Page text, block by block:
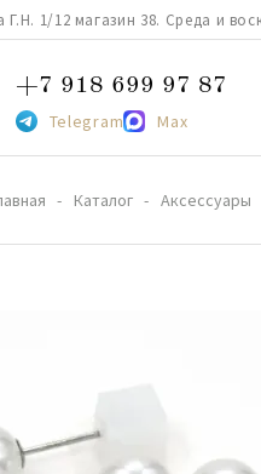
1/12 магазин 38. Среда и
+7 918 699 97 87
Telegram Max
Каталог Аксессуары